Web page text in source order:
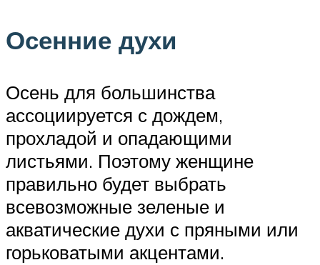
Осенние духи
Осень для большинства
ассоциируется с дождем,
прохладой и опадающими
листьями. Поэтому женщине
правильно будет выбрать
всевозможные зеленые и
акватические духи с пряными или
горьковатыми акцентами.